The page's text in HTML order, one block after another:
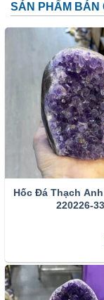
Đặc tính:
Tên khoa học:
Thành phần
Màu sắc: Tất
tím, tím ánh
và xám.
Chỉ số chiết
Độ trong suốt:
SẢN PHẨM BÁN
Hốc Đá Thạch Anh
220226-33